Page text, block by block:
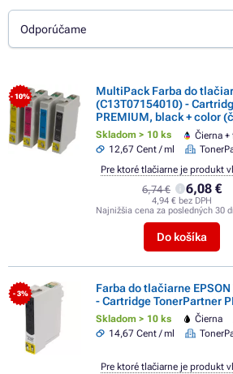
Odporúčame
- 10%
MultiPack Farba do
(C13T07154010) -
PREMIUM, black + color
Skladom > 10 ks Čierna +
12,67 Cent / ml
6,74 € 6,08 €
4,94 € bez DPH
Najnižšia cena za posledných 30
Do košíka
Pre ktoré tlačiarne je produkt
- 3%
Farba do tlačiarne
- Cartridge TonerPartner
Skladom > 10 ks Čierna
14,67 Cent / ml
Pre ktoré tlačiarne je produkt